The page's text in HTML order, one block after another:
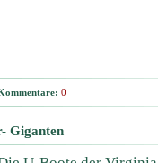
0
Giganten